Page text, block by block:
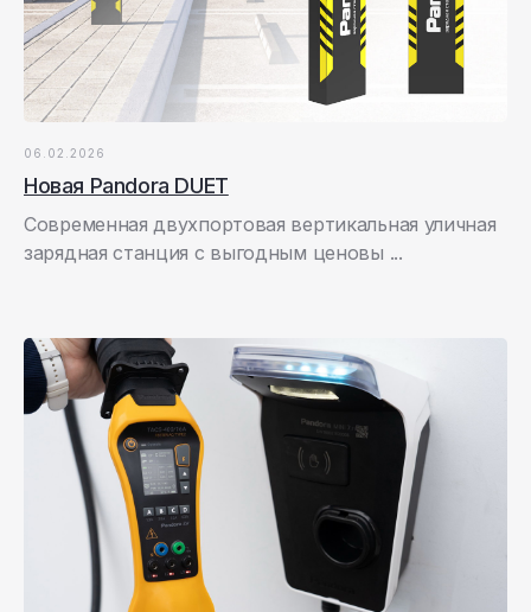
06.02.2026
Новая Pandora DUET
Современная двухпортовая вертикальная уличная
зарядная станция с выгодным ценовы ...